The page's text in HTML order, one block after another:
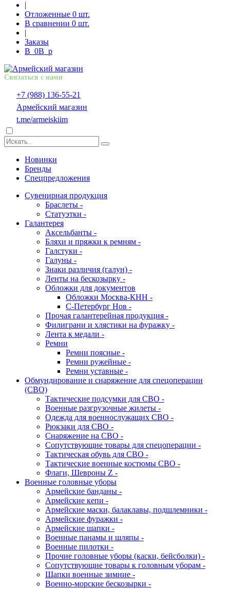
|
Отложенные 0 шт.
В сравнении 0 шт.
|
Заказы
В 0В p
Связаться с нами
+7 (988) 136-55-21
Армейский магазин
t.me/armeiskiim
Новинки
Бренды
Спецпредложения
Сувенирная продукция
Браслеты -
Статуэтки -
Галантерея
Аксельбанты -
Бляхи и пряжки к ремням -
Галстуки -
Галуны -
Знаки различия (галун) -
Ленты на бескозырку -
Обложки для документов
Обложки Москва-КНН -
С-Петербург Нов -
Прочая галантерейная продукция -
Филиграни и хлястики на фуражку -
Лента к медали -
Ремни
Ремни поясные -
Ремни ружейные -
Ремни уставные -
Обмундирование и снаряжение для спецоперации
(СВО)
Тактические подсумки для СВО -
Военные разгрузочные жилеты -
Одежда для военнослужащих СВО -
Рюкзаки для СВО -
Снаряжение на СВО -
Сопутствующие товары для спецоперации -
Тактическая обувь для СВО -
Тактические военные костюмы СВО -
Флаги, Шевроны Z -
Военные головные уборы
Армейские банданы -
Армейские кепи -
Армейские маски, балаклавы, подшлемники -
Армейские фуражки -
Армейские шапки -
Военные панамы и шляпы -
Военные пилотки -
Прочие головные уборы (каски, бейсболки) -
Сопутствующие товары к головным уборам -
Шапки военные зимние -
Военно-морские бескозырки -